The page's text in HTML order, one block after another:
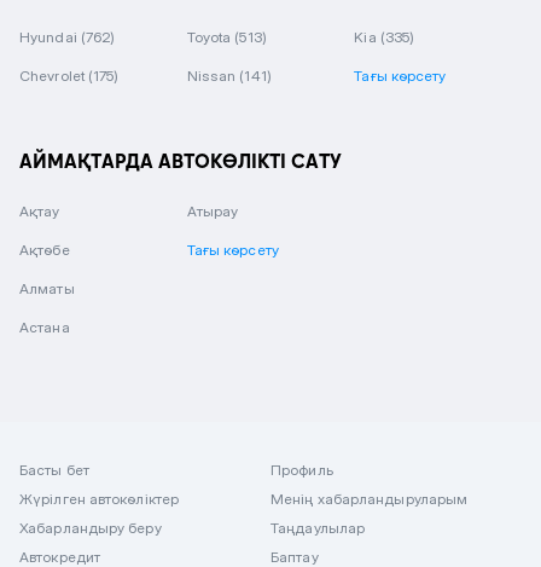
Hyundai (762) Toyota (513) Kia (335)
Chevrolet (175) Nissan (141) Тағы көрсету
АЙМАҚТАРДА АВТОКӨЛІКТІ САТУ
Ақтау
Ақтөбе
Алматы
Астана
Атырау
Тағы көрсету
Басты бет
Жүрілген автокөліктер
Хабарландыру беру
Автокредит
Профиль
Менің хабарландыруларым
Таңдаулылар
Баптау